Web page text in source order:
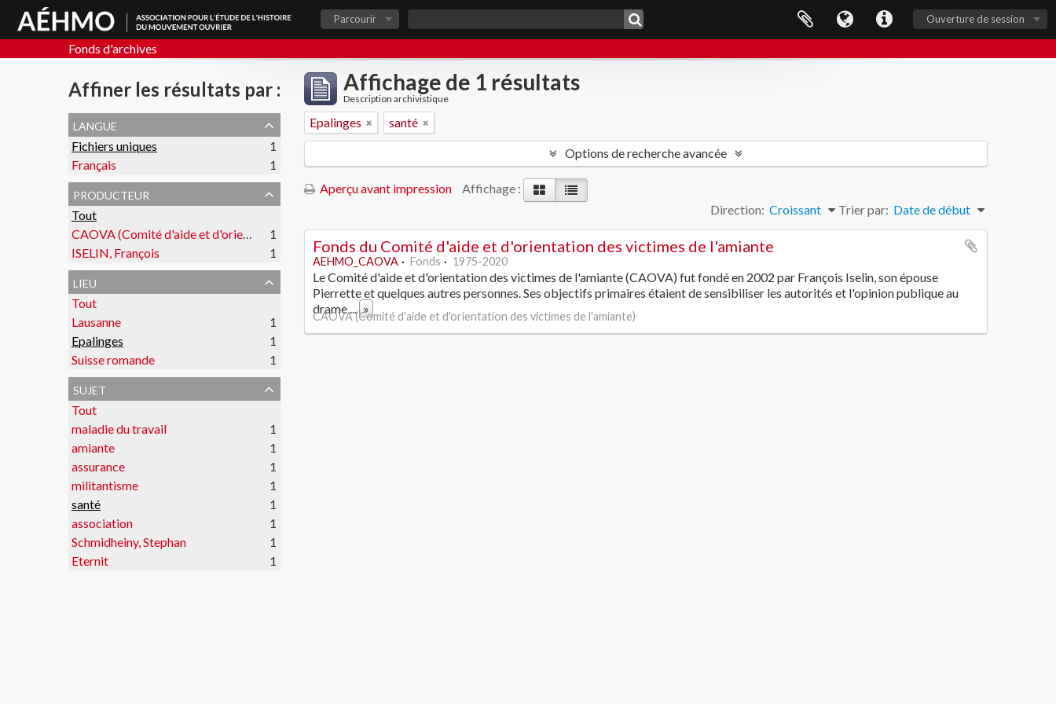
Ouverture de session
Parcourir
Fonds d'archives
Affiner les résultats par :
langue
Fichiers uniques
1
Français
1
producteur
Tout
CAOVA (Comité d'aide et d'orientation des victimes de l'amiante)
1
ISELIN, François
1
lieu
Tout
Lausanne
1
Epalinges
1
Suisse romande
1
sujet
Tout
maladie du travail
1
amiante
1
assurance
1
militantisme
1
santé
1
association
1
Schmidheiny, Stephan
1
Eternit
1
Affichage de 1 résultats
Description archivistique
Epalinges santé
Options de recherche avancée
Aperçu avant impression
Affichage :
Trier par: Date de début
Direction: Croissant
Fonds du Comité d'aide et d'orientation des victimes de l'amiante
AEHMO_CAOVA Fonds 1975-2020
Le Comité d'aide et d'orientation des victimes de l'amiante (CAOVA) fut fondé en 2002 par François Iselin, son épouse
Pierrette et quelques autres personnes. Ses objectifs primaires étaient de sensibiliser les autorités et l'opinion publique au
drame... »
CAOVA (Comité d'aide et d'orientation des victimes de l'amiante)